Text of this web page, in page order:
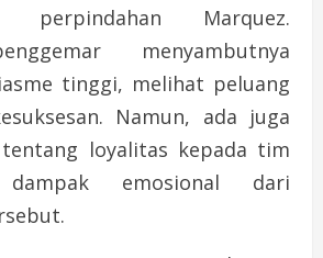
perpindahan Marquez.
menyambutnya
tinggi, melihat peluang
Namun, ada juga
loyalitas kepada tim
emosional dari